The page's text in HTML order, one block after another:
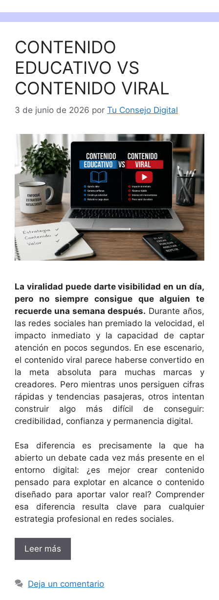
CONTENIDO
EDUCATIVO VS
CONTENIDO VIRAL
3 de junio de 2026 por Tu Consejo Digital
La viralidad puede darte visibilidad en un día,
pero no siempre consigue que alguien te
recuerde una semana después. Durante años,
las redes sociales han premiado la velocidad, el
impacto inmediato y la capacidad de captar
atención en pocos segundos. En ese escenario,
el contenido viral parece haberse convertido en
la meta absoluta para muchas marcas y
creadores. Pero mientras unos persiguen cifras
rápidas y tendencias pasajeras, otros intentan
construir algo más difícil de conseguir:
credibilidad, confianza y permanencia digital.
Esa diferencia es precisamente la que ha
abierto un debate cada vez más presente en el
entorno digital: ¿es mejor crear contenido
pensado para explotar en alcance o contenido
diseñado para aportar valor real? Comprender
esa diferencia resulta clave para cualquier
estrategia profesional en redes sociales.
Leer más
Deja un comentario